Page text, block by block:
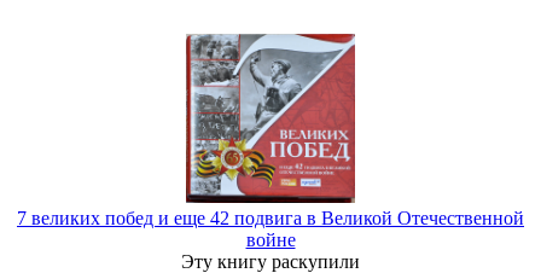
7 великих побед и еще 42 подвига в Великой Отечественной
войне
Эту книгу раскупили